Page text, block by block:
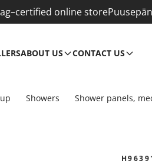
online store
ABOUT US CONTACT US
Showers Shower panels,